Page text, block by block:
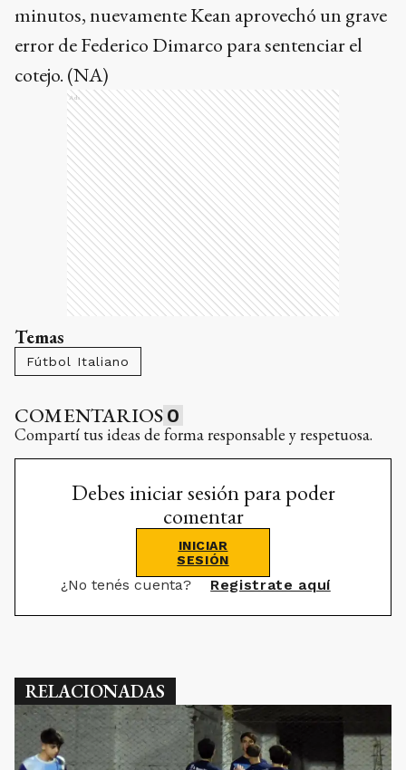
minutos, nuevamente Kean aprovechó un grave
error de Federico Dimarco para sentenciar el
cotejo. (NA)
Ads
Temas
Fútbol Italiano
COMENTARIOS 0
Compartí tus ideas de forma responsable y respetuosa.
Debes iniciar sesión para poder
comentar
INICIAR
SESIÓN
¿No tenés cuenta? Registrate aquí
RELACIONADAS